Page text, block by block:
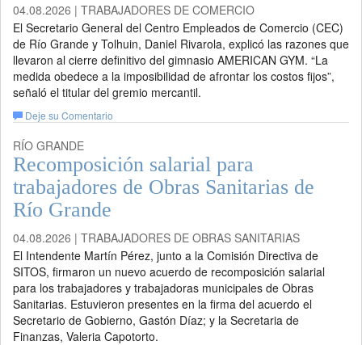
04.08.2026 | TRABAJADORES DE COMERCIO
El Secretario General del Centro Empleados de Comercio (CEC)
de Río Grande y Tolhuin, Daniel Rivarola, explicó las razones que
llevaron al cierre definitivo del gimnasio AMERICAN GYM. “La
medida obedece a la imposibilidad de afrontar los costos fijos”,
señaló el titular del gremio mercantil.
Deje su Comentario
RÍO GRANDE
Recomposición salarial para
trabajadores de Obras Sanitarias de
Río Grande
04.08.2026 | TRABAJADORES DE OBRAS SANITARIAS
El Intendente Martín Pérez, junto a la Comisión Directiva de
SITOS, firmaron un nuevo acuerdo de recomposición salarial
para los trabajadores y trabajadoras municipales de Obras
Sanitarias. Estuvieron presentes en la firma del acuerdo el
Secretario de Gobierno, Gastón Díaz; y la Secretaria de
Finanzas, Valeria Capotorto.